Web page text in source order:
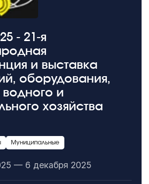
- 21-я
и выставка
оборудования,
водного и
хозяйства
Муниципальные
— 6 декабря 2025